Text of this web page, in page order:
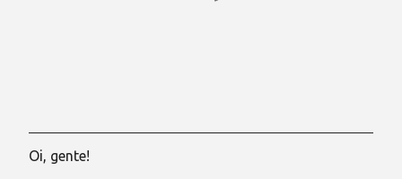
P
Oi, gente!